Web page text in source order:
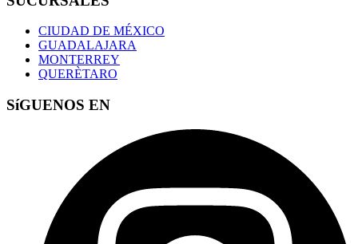
CIUDAD DE MÉXICO
GUADALAJARA
MONTERREY
QUERÈTARO
SíGUENOS EN